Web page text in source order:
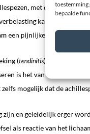
toestemming
bepaalde
met diverse
kan schade
een pijnlijke irritatie,
(tendinitis), dit is te
is het van extreem
mogelijk dat de
zijn en geleidelijk erger
als reactie van het